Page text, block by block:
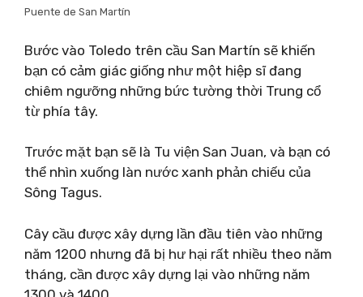
Puente de San Martín
Bước vào Toledo trên cầu San Martín sẽ khiến
bạn có cảm giác giống như một hiệp sĩ đang
chiêm ngưỡng những bức tường thời Trung cổ
từ phía tây.
Trước mặt bạn sẽ là Tu viện San Juan, và bạn có
thể nhìn xuống làn nước xanh phản chiếu của
Sông Tagus.
Cây cầu được xây dựng lần đầu tiên vào những
năm 1200 nhưng đã bị hư hại rất nhiều theo năm
tháng, cần được xây dựng lại vào những năm